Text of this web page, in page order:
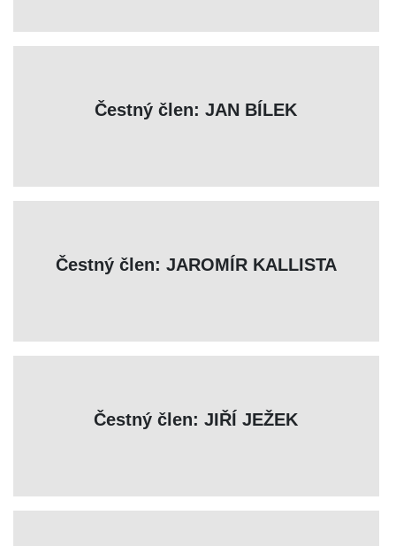
Čestný člen: JAN BÍLEK
Čestný člen: JAROMÍR KALLISTA
Čestný člen: JIŘÍ JEŽEK